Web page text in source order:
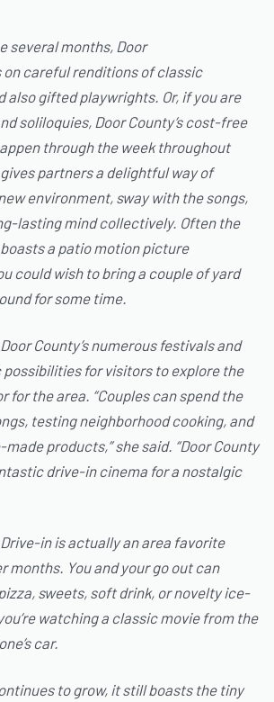
several months, Door
on careful renditions of classic
also gifted playwrights. Or, if you are
soliloquies, Door County’s cost-free
through the week throughout
partners a delightful way of
environment, sway with the songs,
lasting mind collectively. Often the
a patio motion picture
could wish to bring a couple of yard
for some time.
County’s numerous festivals and
for visitors to explore the
for the area. “Couples can spend the
testing neighborhood cooking, and
products,” she said. “Door County
drive-in cinema for a nostalgic
in is actually an area favorite
months. You and your go out can
sweets, soft drink, or novelty ice-
watching a classic movie from the
car.
to grow, it still boasts the tiny